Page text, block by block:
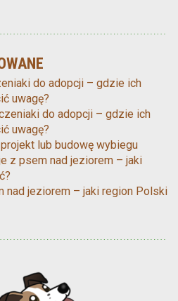
do adopcji – gdzie ich
uwagę?
do adopcji – gdzie ich
uwagę?
lub budowę wybiegu
z psem nad jeziorem – jaki
nad jeziorem – jaki region Polski